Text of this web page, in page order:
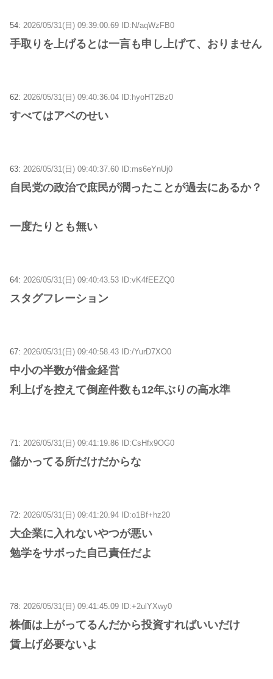
54: 2026/05/31(日) 09:39:00.69 ID:N/aqWzFB0
手取りを上げるとは一言も申し上げて、おりません
62: 2026/05/31(日) 09:40:36.04 ID:hyoHT2Bz0
すべてはアベのせい
63: 2026/05/31(日) 09:40:37.60 ID:ms6eYnUj0
自民党の政治で庶民が潤ったことが過去にあるか？
一度たりとも無い
64: 2026/05/31(日) 09:40:43.53 ID:vK4fEEZQ0
スタグフレーション
67: 2026/05/31(日) 09:40:58.43 ID:/YurD7XO0
中小の半数が借金経営
利上げを控えて倒産件数も12年ぶりの高水準
71: 2026/05/31(日) 09:41:19.86 ID:CsHfx9OG0
儲かってる所だけだからな
72: 2026/05/31(日) 09:41:20.94 ID:o1Bf+hz20
大企業に入れないやつが悪い
勉学をサボった自己責任だよ
78: 2026/05/31(日) 09:41:45.09 ID:+2ulYXwy0
株価は上がってるんだから投資すればいいだけ
賃上げ必要ないよ